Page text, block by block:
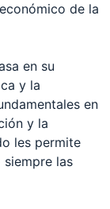
de la
en su
y la
en
y la
les permite
siempre las